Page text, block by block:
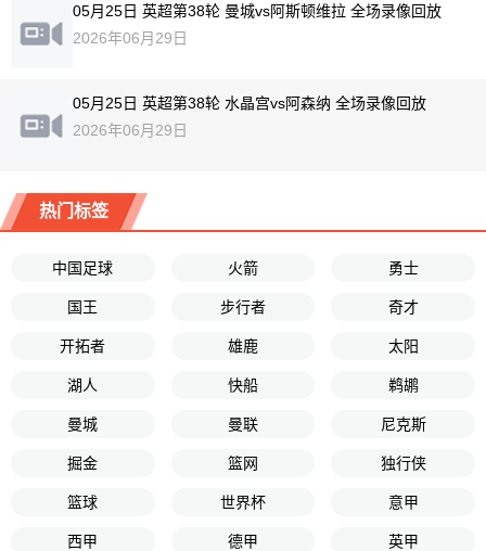
05月25日 英超第38轮 曼城vs阿斯顿维拉 全场录像回放
2026年06月29日
05月25日 英超第38轮 水晶宫vs阿森纳 全场录像回放
2026年06月29日
热门标签
中国足球 火箭 勇士
国王 步行者 奇才
开拓者 雄鹿 太阳
湖人 快船 鹈鹕
曼城 曼联 尼克斯
掘金 篮网 独行侠
篮球 世界杯 意甲
西甲 德甲 英甲